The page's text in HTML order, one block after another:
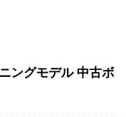
ングモデル 中古ボ